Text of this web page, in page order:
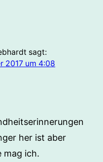
sagt:
2017 um 4:08
her ist aber
mag ich.